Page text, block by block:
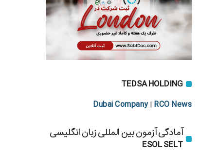
TEDSA HOLDING
Dubai Company| RCO News
آمادگی آزمون بین المللی زبان انگلیسی
ESOL SELT